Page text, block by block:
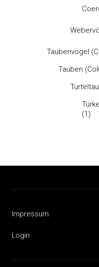
Taubenvögel
Tauben
(1)
Impressum
Login